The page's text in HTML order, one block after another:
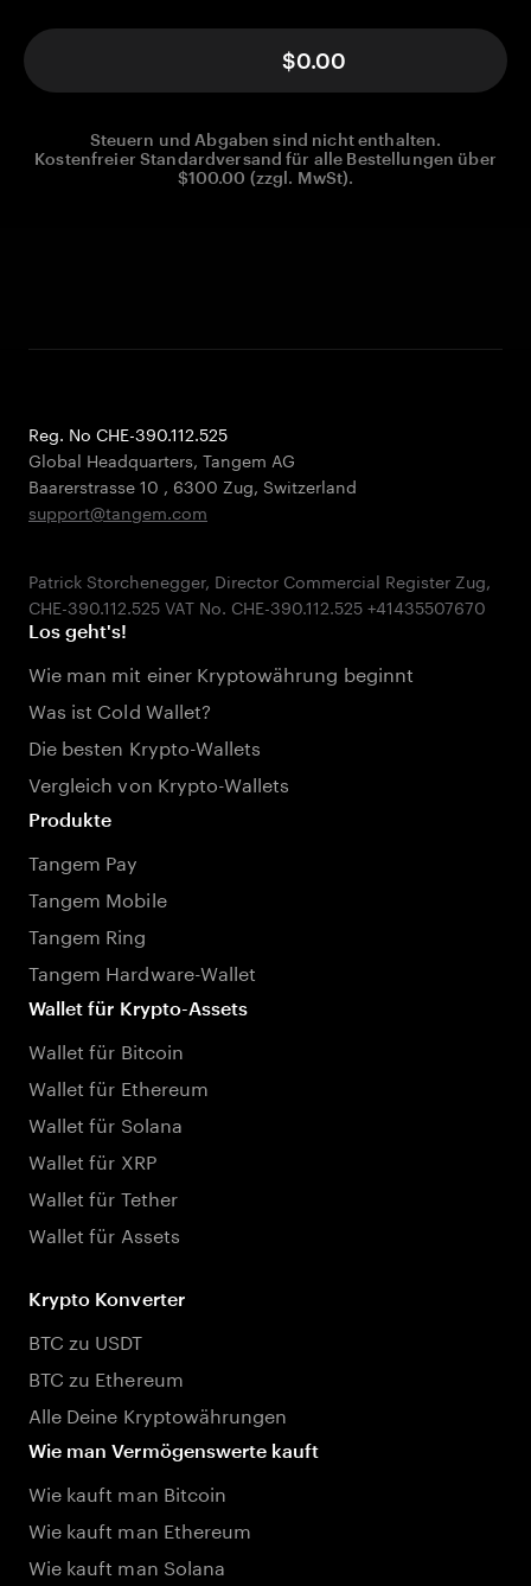
$0.00
Steuern und Abgaben sind nicht enthalten.
Kostenfreier Standardversand für alle Bestellungen über
$100.00 (zzgl. MwSt).
Reg. No CHE-390.112.525
Global Headquarters, Tangem AG
Baarerstrasse 10 , 6300 Zug, Switzerland
support@tangem.com
Patrick Storchenegger, Director Commercial Register Zug,
Los geht's!
Wie man mit einer Kryptowährung beginnt
Was ist Cold Wallet?
Die besten Krypto-Wallets
Vergleich von Krypto-Wallets
Produkte
Tangem Pay
Tangem Mobile
Tangem Ring
Tangem Hardware-Wallet
Wallet für Krypto-Assets
Wallet für Bitcoin
Wallet für Ethereum
Wallet für Solana
Wallet für XRP
Wallet für Tether
Wallet für Assets
Krypto Konverter
BTC zu USDT
BTC zu Ethereum
Alle Deine Kryptowährungen
Wie man Vermögenswerte kauft
Wie kauft man Bitcoin
Wie kauft man Ethereum
Wie kauft man Solana